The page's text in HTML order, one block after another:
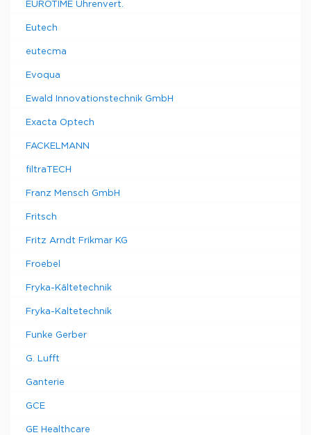
EUROTIME Uhrenvert.
Eutech
eutecma
Evoqua
Ewald Innovationstechnik GmbH
Exacta Optech
FACKELMANN
filtraTECH
Franz Mensch GmbH
Fritsch
Fritz Arndt Frikmar KG
Froebel
Fryka-Kältetechnik
Fryka-Kaltetechnik
Funke Gerber
G. Lufft
Ganterie
GCE
GE Healthcare